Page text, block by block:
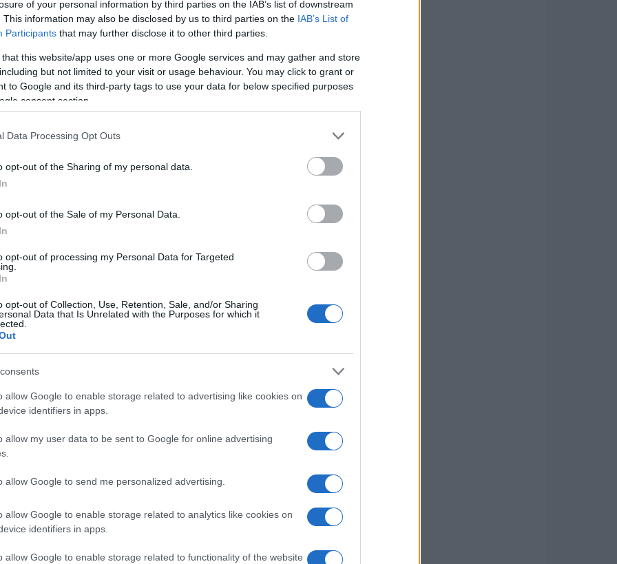
of your personal information by third parties on the IAB’s list of downstream
This information may also be disclosed by us to third parties on the IAB’s List of
Participants that may further disclose it to other third parties.
that this website/app uses one or more Google services and may gather and store
but not limited to your visit or usage behaviour. You may click to grant or
to Google and its third-party tags to use your data for below specified purposes
consent section.
Data Processing Opt Outs
opt-out of the Sharing of my personal data.
opt-out of the Sale of my Personal Data.
opt-out of processing my Personal Data for Targeted
opt-out of Collection, Use, Retention, Sale, and/or Sharing
Data that Is Unrelated with the Purposes for which it
allow Google to enable storage related to advertising like cookies on
identifiers in apps.
allow my user data to be sent to Google for online advertising
allow Google to send me personalized advertising.
allow Google to enable storage related to analytics like cookies on
identifiers in apps.
allow Google to enable storage related to functionality of the website
come strumento educativo e aggregativo,
di giovani, sia italiani che stranieri, in un
appunti tecnici dal primo box di un circuito toscano e
In redazione sostiene un approccio metodico alle
cronaca' e conserva i fogli di appunti del debutto